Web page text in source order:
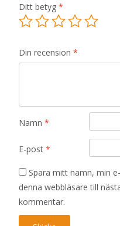
Ditt betyg *
Din recension *
Namn *
E-post *
Spara mitt namn, min
denna webbläsare till
kommentar.